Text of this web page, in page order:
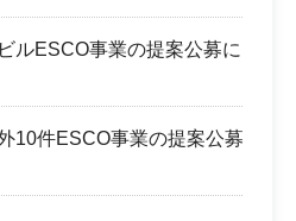
ルESCO事業の提案公募に
10件ESCO事業の提案公募